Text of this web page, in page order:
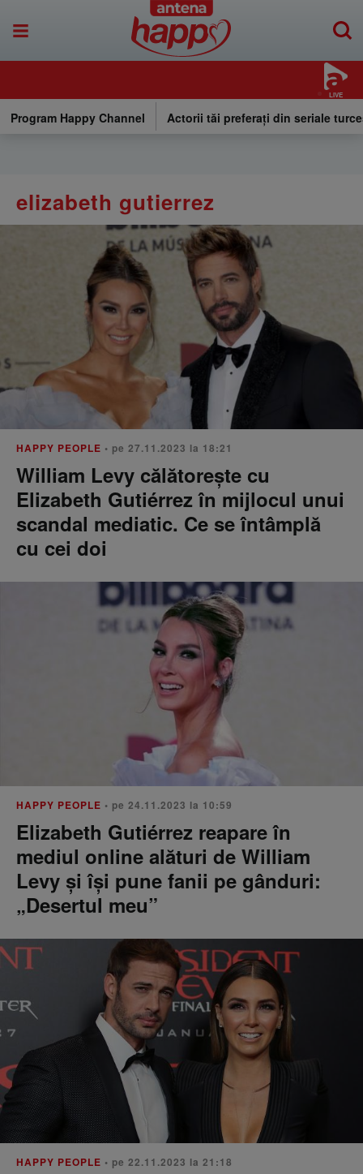
LIVE
Program Happy Channel Actorii tăi preferați din seriale
elizabeth gutierrez
HAPPY PEOPLE • pe 27.11.2023 la 18:21
William Levy călătorește cu
Elizabeth Gutiérrez în mijlocul unui
scandal mediatic. Ce se întâmplă
cu cei doi
HAPPY PEOPLE • pe 24.11.2023 la 10:59
Elizabeth Gutiérrez reapare în
mediul online alături de William
Levy și își pune fanii pe gânduri:
„Desertul meu”
HAPPY PEOPLE • pe 22.11.2023 la 21:18